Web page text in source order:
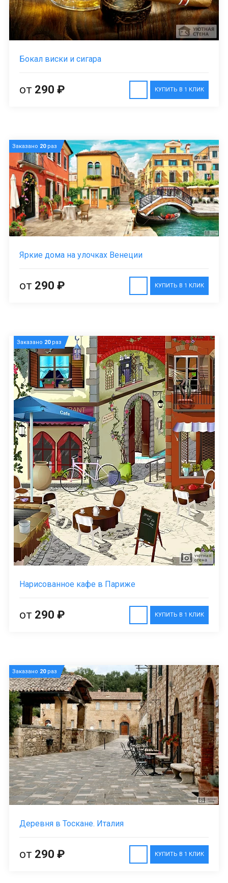
Бокал виски и сигара
КУПИТЬ В 1 КЛИК
от 290 ₽
Заказано 20раз
Яркие дома на улочках Венеции
КУПИТЬ В 1 КЛИК
от 290 ₽
Заказано 20раз
Нарисованное кафе в Париже
КУПИТЬ В 1 КЛИК
от 290 ₽
Заказано 20раз
Деревня в Тоскане. Италия
КУПИТЬ В 1 КЛИК
от 290 ₽